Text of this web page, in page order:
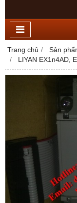
Trang chủ Sản
LIYAN EX1n4AD,